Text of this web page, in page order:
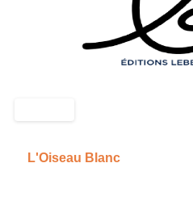
L'Oiseau Blanc